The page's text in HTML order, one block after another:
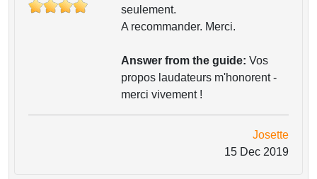
seulement.
A recommander. Merci.
Answer from the guide: Vos
propos laudateurs m'honorent -
merci vivement !
Josette
15 Dec 2019